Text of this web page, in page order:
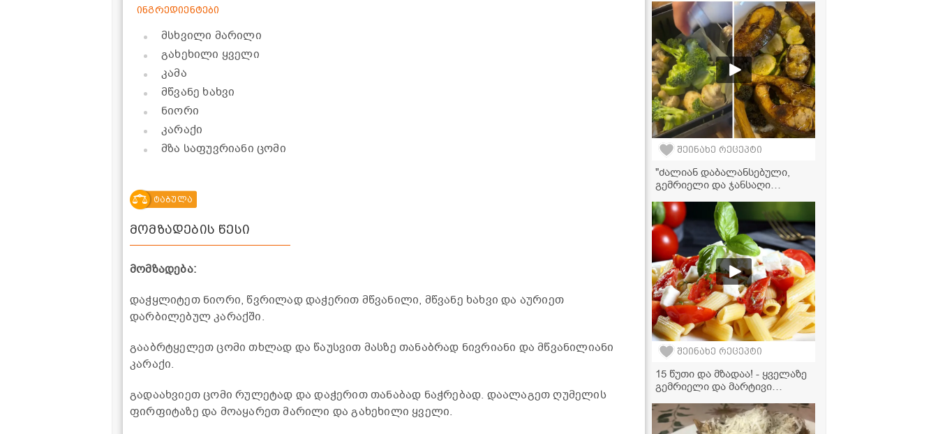
ინგრედიენტები
მსხვილი მარილი
გახეხილი ყველი
კამა
მწვანე ხახვი
ნიორი
კარაქი
მზა საფუვრიანი ცომი
ტაბულა
მომზადების წესი
მომზადება:
დაჭყლიტეთ ნიორი, წვრილად დაჭერით მწვანილი, მწვანე ხახვი და აურიეთ
დარბილებულ კარაქში.
გააბრტყელეთ ცომი თხლად და წაუსვით მასზე თანაბრად ნივრიანი და მწვანილიანი
კარაქი.
გადაახვიეთ ცომი რულეტად და დაჭერით თანაბად ნაჭრებად. დაალაგეთ ღუმელის
ფირფიტაზე და მოაყარეთ მარილი და გახეხილი ყველი.
შეინახე რეცეპტი
"ძალიან დაბალანსებული,
გემრიელი და ჯანსაღი
ვიდეორეცეპტი
შეინახე რეცეპტი
15 წუთი და მზადაა! - ყველაზე
გემრიელი და მარტივი